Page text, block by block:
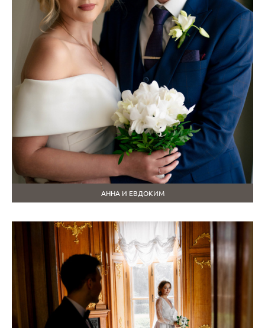
АННА И ЕВДОКИМ